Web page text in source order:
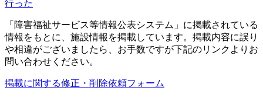
行った
「障害福祉サービス等情報公表システム」に掲載されている
情報をもとに、施設情報を掲載しています。掲載内容に誤り
や相違がございましたら、お手数ですが下記のリンクよりお
問い合わせください。
掲載に関する修正・削除依頼フォーム